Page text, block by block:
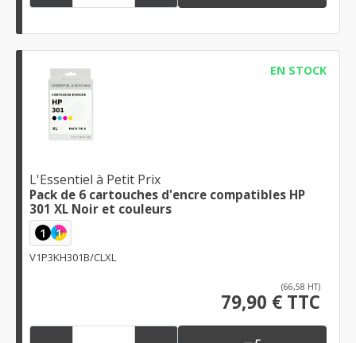
EN STOCK
L'Essentiel à Petit Prix
Pack de 6 cartouches d'encre compatibles HP
301 XL Noir et couleurs
1 1
V1P3KH301B/CLXL
(66,58 HT)
79,90 € TTC